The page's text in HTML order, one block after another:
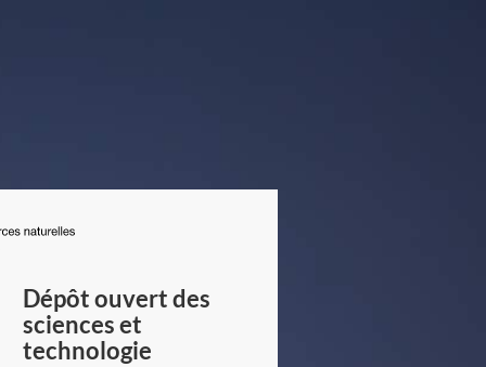
du
Canada
Dépôt ouvert des
sciences et
technologie